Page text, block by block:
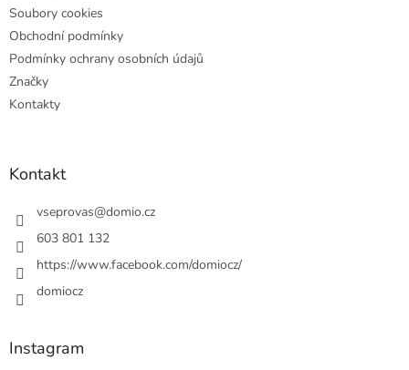
Soubory cookies
Obchodní podmínky
Podmínky ochrany osobních údajů
Značky
Kontakty
Kontakt
vseprovas@domio.cz
603 801 132
https://www.facebook.com/domiocz/
domiocz
Instagram